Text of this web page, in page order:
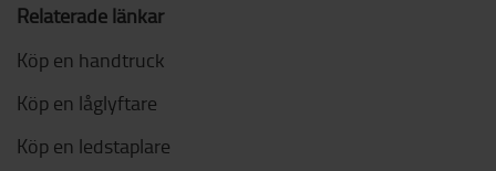
Relaterade länkar
Köp en handtruck
Köp en låglyftare
Köp en ledstaplare